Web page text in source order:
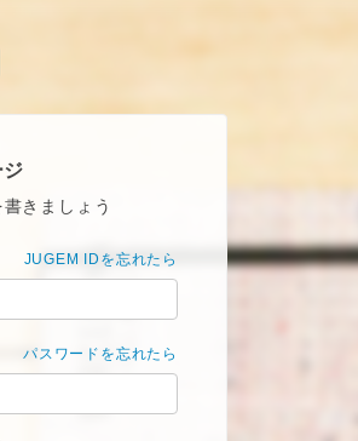
きましょう
JUGEM IDを忘れたら
パスワードを忘れたら